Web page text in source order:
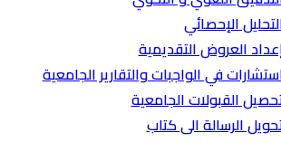
الإحصائي
العروض التقديمية
في الواجبات والتقارير الجامعية
القبولات الجامعية
الرسالة الى كتاب